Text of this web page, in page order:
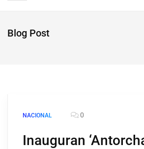
Blog Post
NACIONAL 0
Inauguran